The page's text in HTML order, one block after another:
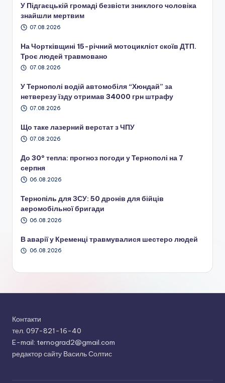
У Підгаєцькій громаді безвісти зниклого чоловіка
знайшли мертвим
07.08.2026
На Чортківщині 15-річний мотоцикліст скоїв ДТП.
Троє людей травмовано
07.08.2026
У Тернополі водій автомобіля “Хюндай” за
нетверезу їзду отримав 34000 грн штрафу
07.08.2026
Що таке лазерний верстат з ЧПУ
07.08.2026
До 30° тепла: прогноз погоди у Тернополі на 7
серпня
06.08.2026
Тернопіль для ЗСУ: 50 дронів для бійців
аеромобільної бригади
06.08.2026
В аварії у Кременці травмувалися шестеро людей
06.08.2026
Контакти
тел. 097-821-16-40
E-mail: ternograd2@gmail.com
редактор сайту Василь Солтис